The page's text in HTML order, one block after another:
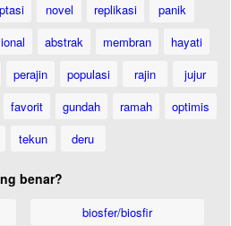
novel replikasi
panik
abstrak membran
hayati
perajin populasi rajin
jujur
favorit gundah ramah
optimis
tekun deru
benar?
biosfer/biosfir